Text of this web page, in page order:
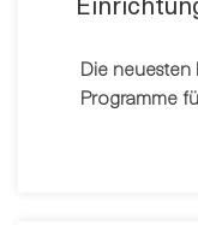
Die
Programme